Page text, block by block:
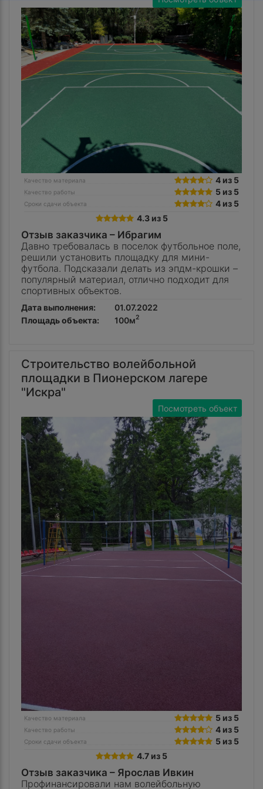
Качество материала 4 из 5
Качество работы 5 из 5
Сроки сдачи объекта
4 из 5
4.3 из 5
Отзыв заказчика – Ибрагим
Давно требовалась в поселок футбольное поле,
решили установить площадку для мини-
футбола. Подсказали делать из эпдм-крошки –
популярный материал, отлично подходит для
спортивных объектов.
Дата выполнения:
01.07.2022
Площадь объекта:
100м2
Строительство волейбольной
площадки в Пионерском лагере
"Искра"
Посмотреть объект
Качество материала 5 из 5
Качество работы 4 из 5
Сроки сдачи объекта
5 из 5
4.7 из 5
Отзыв заказчика – Ярослав Ивкин
Профинансировали нам волейбольную